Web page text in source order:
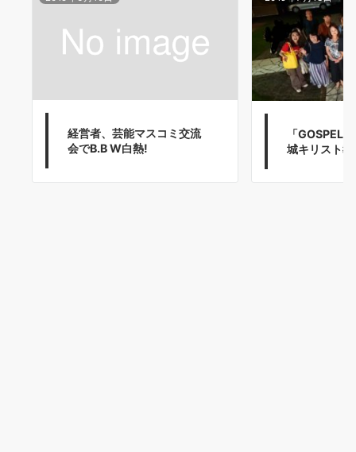
経営者、芸能マスコミ交流
会でB.B W白熱!
「GOSPEL
城キリスト教